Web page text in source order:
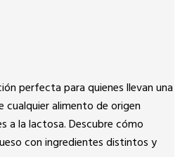
perfecta para quienes llevan una
cualquier alimento de origen
a la lactosa. Descubre cómo
con ingredientes distintos y